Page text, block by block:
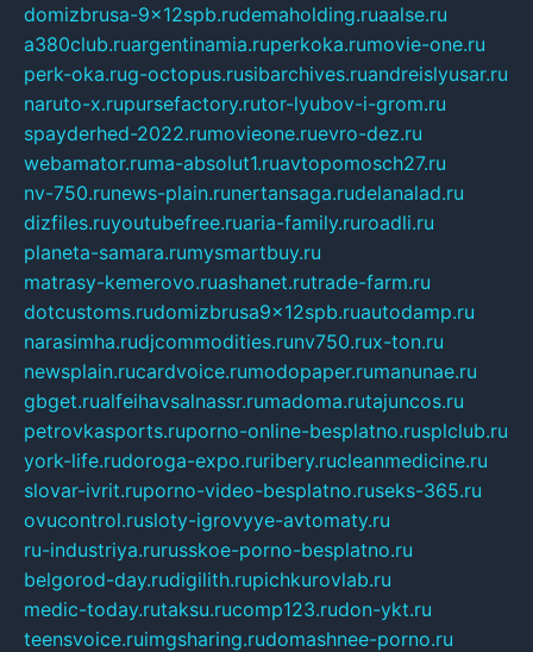
domizbrusa-9x12spb.rudemaholding.ruaalse.ru
a380club.ruargentinamia.ruperkoka.rumovie-one.ru
perk-oka.rug-octopus.rusibarchives.ruandreislyusar.ru
naruto-x.rupursefactory.rutor-lyubov-i-grom.ru
spayderhed-2022.rumovieone.ruevro-dez.ru
webamator.ruma-absolut1.ruavtopomosch27.ru
nv-750.runews-plain.runertansaga.rudelanalad.ru
dizfiles.ruyoutubefree.ruaria-family.ruroadli.ru
planeta-samara.rumysmartbuy.ru
matrasy-kemerovo.ruashanet.rutrade-farm.ru
dotcustoms.rudomizbrusa9x12spb.ruautodamp.ru
narasimha.rudjcommodities.runv750.rux-ton.ru
newsplain.rucardvoice.rumodopaper.rumanunae.ru
gbget.rualfeihavsalnassr.rumadoma.rutajuncos.ru
petrovkasports.ruporno-online-besplatno.rusplclub.ru
york-life.rudoroga-expo.ruribery.rucleanmedicine.ru
slovar-ivrit.ruporno-video-besplatno.ruseks-365.ru
ovucontrol.rusloty-igrovyye-avtomaty.ru
ru-industriya.rurusskoe-porno-besplatno.ru
belgorod-day.rudigilith.rupichkurovlab.ru
medic-today.rutaksu.rucomp123.rudon-ykt.ru
teensvoice.ruimgsharing.rudomashnee-porno.ru